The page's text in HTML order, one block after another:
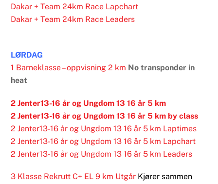
Dakar + Team 24km Race Lapchart
Dakar + Team 24km Race Leaders
LØRDAG
1 Barneklasse – oppvisning 2 km No transponder in
heat
2 Jenter13-16 år og Ungdom 13 16 år 5 km
2 Jenter13-16 år og Ungdom 13 16 år 5 km by class
2 Jenter13-16 år og Ungdom 13 16 år 5 km Laptimes
2 Jenter13-16 år og Ungdom 13 16 år 5 km Lapchart
2 Jenter13-16 år og Ungdom 13 16 år 5 km Leaders
3 Klasse Rekrutt C+ EL 9 km Utgår Kjører sammen